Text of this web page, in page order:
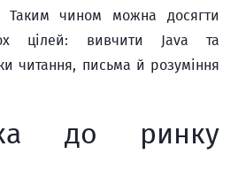
Таким чином можна досягти
цілей: вивчити Java та
читання, письма й розуміння
до ринку